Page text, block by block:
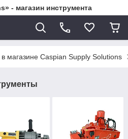
- магазин инструмента
в магазине Caspian Supply Solutions